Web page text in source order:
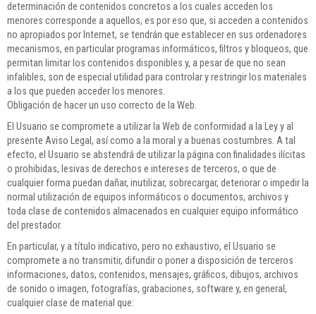
determinación de contenidos concretos a los cuales acceden los
menores corresponde a aquellos, es por eso que, si acceden a contenidos
no apropiados por Internet, se tendrán que establecer en sus ordenadores
mecanismos, en particular programas informáticos, filtros y bloqueos, que
permitan limitar los contenidos disponibles y, a pesar de que no sean
infalibles, son de especial utilidad para controlar y restringir los materiales
a los que pueden acceder los menores.
Obligación de hacer un uso correcto de la Web.
El Usuario se compromete a utilizar la Web de conformidad a la Ley y al
presente Aviso Legal, así como a la moral y a buenas costumbres. A tal
efecto, el Usuario se abstendrá de utilizar la página con finalidades ilícitas
o prohibidas, lesivas de derechos e intereses de terceros, o que de
cualquier forma puedan dañar, inutilizar, sobrecargar, deteriorar o impedir la
normal utilización de equipos informáticos o documentos, archivos y
toda clase de contenidos almacenados en cualquier equipo informático
del prestador.
En particular, y a título indicativo, pero no exhaustivo, el Usuario se
compromete a no transmitir, difundir o poner a disposición de terceros
informaciones, datos, contenidos, mensajes, gráficos, dibujos, archivos
de sonido o imagen, fotografías, grabaciones, software y, en general,
cualquier clase de material que: